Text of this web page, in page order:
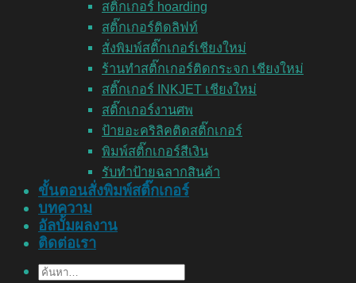
สติ๊กเกอร์ hoarding
สติ๊กเกอร์ติดลิฟท์
สั่งพิมพ์สติ๊กเกอร์เชียงใหม่
ร้านทำสติ๊กเกอร์ติดกระจก เชียงใหม่
สติ๊กเกอร์ INKJET เชียงใหม่
สติ๊กเกอร์งานศพ
ป้ายอะคริลิคติดสติ๊กเกอร์
พิมพ์สติ๊กเกอร์สีเงิน
รับทำป้ายฉลากสินค้า
ขั้นตอนสั่งพิมพ์สติ๊กเกอร์
บทความ
อัลบั้มผลงาน
ติดต่อเรา
ค้นหา: